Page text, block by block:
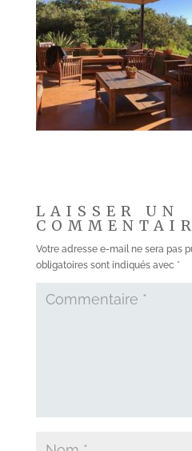
LAISSER UN
Votre adresse e-mail ne sera pas
obligatoires sont indiqués avec *